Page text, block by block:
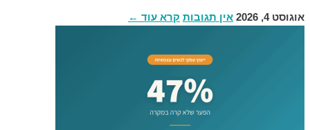
אוגוסט 4, 2026 אין תגובות קרא עוד ←